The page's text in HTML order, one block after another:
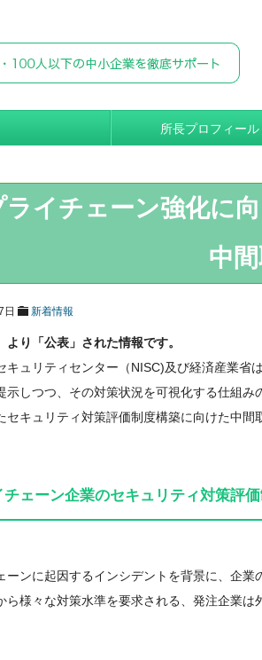
所長プロフィール
ライチェーン強化に
中
新着情報
より「公表」された情報です。
キュリティセンター（NISC)及び経済産業省
示しつつ、その対策状況を可視化する仕組
セキュリティ対策評価制度構築に向けた中間
ェーン企業のセキュリティ対策評
ーンに起因するインシデントを背景に、企
様々な対策水準を要求される、発注企業